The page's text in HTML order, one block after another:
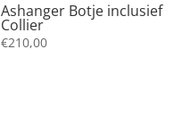
Ashanger Botje inclusief
Collier
€210,00